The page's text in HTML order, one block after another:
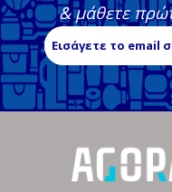
& μάθετε